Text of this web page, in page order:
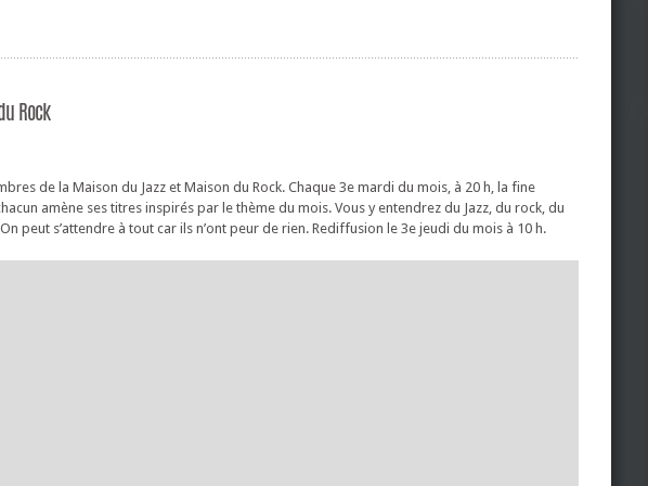
Rock
de la Maison du Jazz et Maison du Rock. Chaque 3e mardi du mois, à 20 h, la fine
amène ses titres inspirés par le thème du mois. Vous y entendrez du Jazz, du rock, du
peut s’attendre à tout car ils n’ont peur de rien. Rediffusion le 3e jeudi du mois à 10 h.